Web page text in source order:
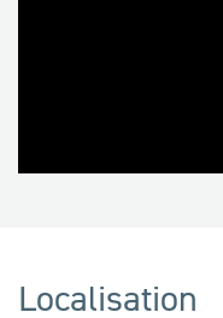
Localisation